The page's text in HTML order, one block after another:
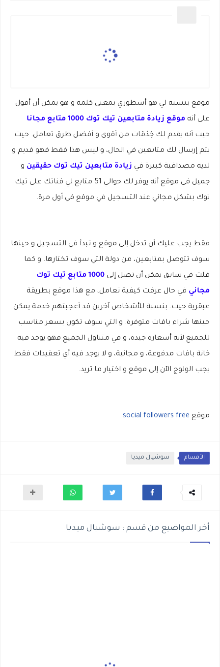
موقع بنسبة لي هو أسطوري بمعنى كلمة و هو يمكن أن أقول
على أنه موقع زيادة متابعين تيك توك 1000
متابع مجانا
حيت أنه يقدم لك خِدْمَات من أقوى و أفضل طرق تعامل. حيت
يتم إرسال لك متابعين في الحال، و ليس هذا فقط فهو قديم و
لديه مصداقية كبيرة في زيادة متابعين تيك توك حقيقين و
جميل في موقع أنه يوفر لك حوالي 51 متابع لي قناتك على تيك
توك بشكل مجاني عند التسجيل في موقع في أول مرة.
فقط يجب عليك أن تدخل إلى موقع و تبدأ في التسجيل و حينها
سوف تتوصل بمتابعين، من دولة التي سوف تختارها. و كما
قلت في سابق يمكن أن تصل إلى
1000 متابع تيك توك
مجاني في حال عرفت كيفية تعامل، مع هذا موقع بطريقة
عبقرية حيت. بنسبة للأشخاص آخرين قد أعجبتهم خدمة يمكن
حينها شراء باقات متوفرة. و التي سوف تكون بسعر مناسب
للجميع لأنه أسعاره جيدة، و في متناول الجميع فهو يوجد فيه
خانة باقات مدفوعة، و مجانية، و لا يوجد فيه أي تعقيدات فقط
يجب الولوج الآن إلى موقع و اختيار ما تريد.
موقع social followers free
الأقسام سوشيال ميديا
أخر المواضيع من قسم : سوشيال ميديا